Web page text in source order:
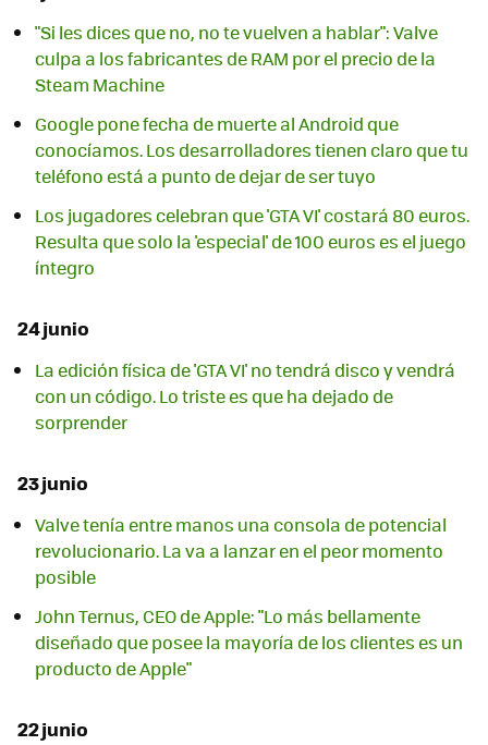
"Si les dices que no, no te vuelven a hablar": Valve
culpa a los fabricantes de RAM por el precio de la
Steam Machine
Google pone fecha de muerte al Android que
conocíamos. Los desarrolladores tienen claro que tu
teléfono está a punto de dejar de ser tuyo
Los jugadores celebran que 'GTA VI' costará 80 euros.
Resulta que solo la 'especial' de 100 euros es el juego
íntegro
24 junio
La edición física de 'GTA VI' no tendrá disco y vendrá
con un código. Lo triste es que ha dejado de
sorprender
23 junio
Valve tenía entre manos una consola de potencial
revolucionario. La va a lanzar en el peor momento
posible
John Ternus, CEO de Apple: "Lo más bellamente
diseñado que posee la mayoría de los clientes es un
producto de Apple"
22 junio